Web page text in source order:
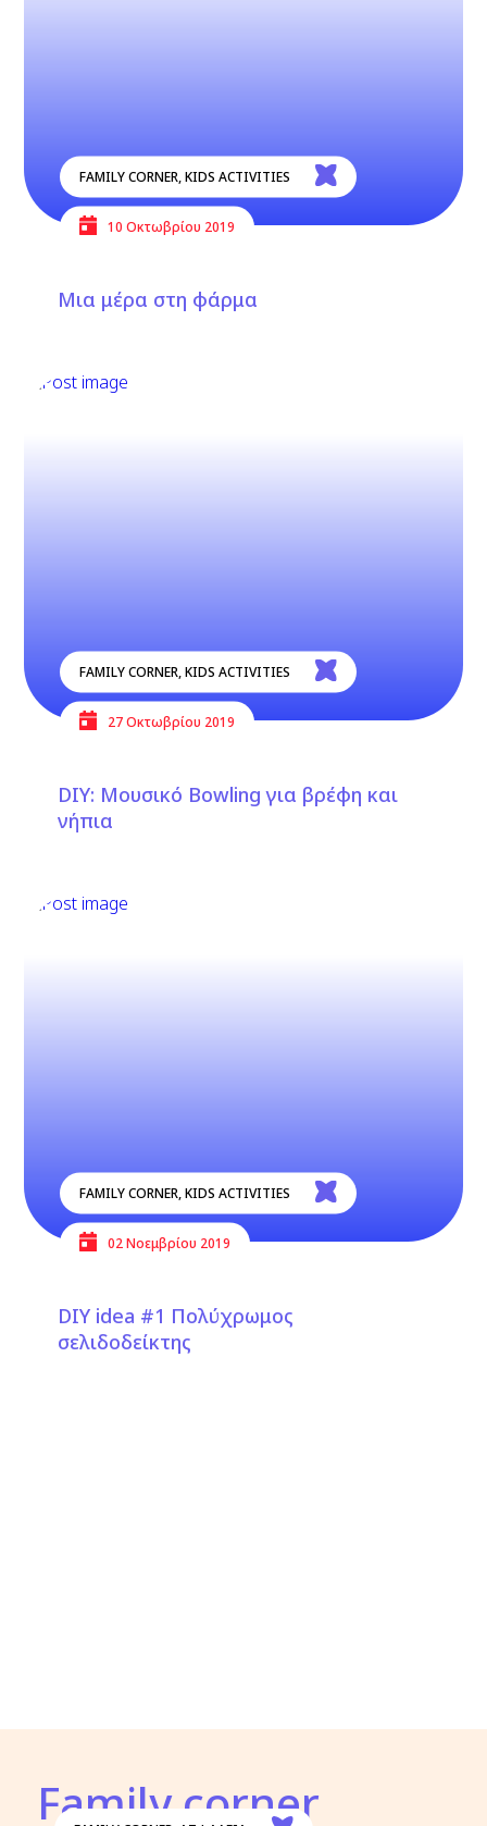
FAMILY CORNER,KIDS ACTIVITIES
10 Οκτωβρίου 2019
Μια μέρα στη φάρμα
FAMILY CORNER,KIDS ACTIVITIES
27 Οκτωβρίου 2019
DIΥ: Μουσικό Bowling για βρέφη και
νήπια
FAMILY CORNER,KIDS ACTIVITIES
02 Νοεμβρίου 2019
DIY idea #1 Πολύχρωμος
σελιδοδείκτης
Family corner